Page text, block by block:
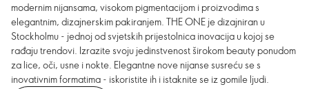
modernim nijansama, visokom pigmentacijom i proizvodima s
elegantnim, dizajnerskim pakiranjem. THE ONE je dizajniran u
Stockholmu - jednoj od svjetskih prijestolnica inovacija u kojoj se
rađaju trendovi. Izrazite svoju jedinstvenost širokom beauty ponudom
za lice, oči, usne i nokte. Elegantne nove nijanse susreću se s
inovativnim formatima - iskoristite ih i istaknite se iz gomile ljudi.